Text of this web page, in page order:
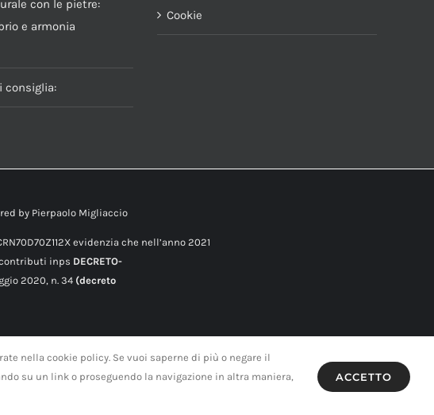
con le pietre:
e armonia
consiglia:
Cookie
by Pierpaolo Migliaccio
evidenzia che nell’anno 2021
inps DECRETO-
2020, n. 34(decreto
nella cookie policy. Se vuoi saperne di più o negare il
su un link o proseguendo la navigazione in altra maniera,
ACCETTO